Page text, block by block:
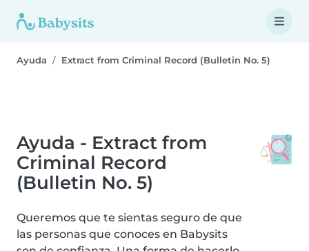
Ayuda Extract from Criminal Record (Bulletin No. 5)
Ayuda - Extract from
Criminal Record
(Bulletin No. 5)
Queremos que te sientas seguro de que
las personas que conoces en Babysits